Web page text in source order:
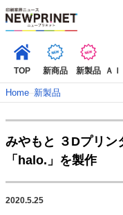
TOP 新商品 新製品 Ａ
TOP
新着記事
インタビュー
Home–新製品
みやもと ３Dプリン
「halo.」を製作
2020.5.25